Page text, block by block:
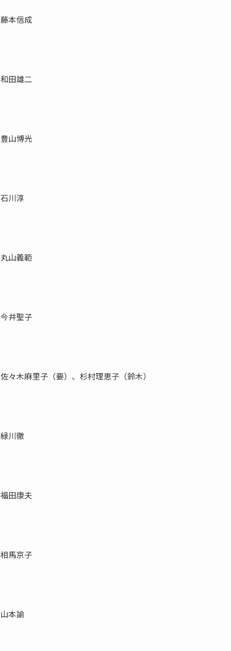
藤本信成
和田雄二
豊山博光
石川淳
丸山義範
今井聖子
佐々木麻里子（要）、杉村理恵子（鈴木）
緑川徹
福田康夫
相馬京子
山本諭